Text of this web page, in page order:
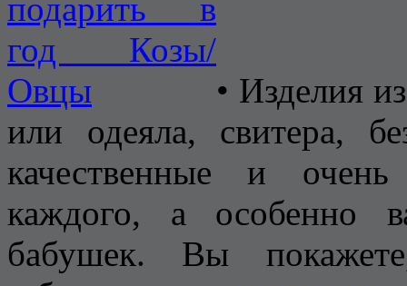
• Изделия
или одеяла, свитера,
качественные и
каждого, а особенно
бабушек. Вы